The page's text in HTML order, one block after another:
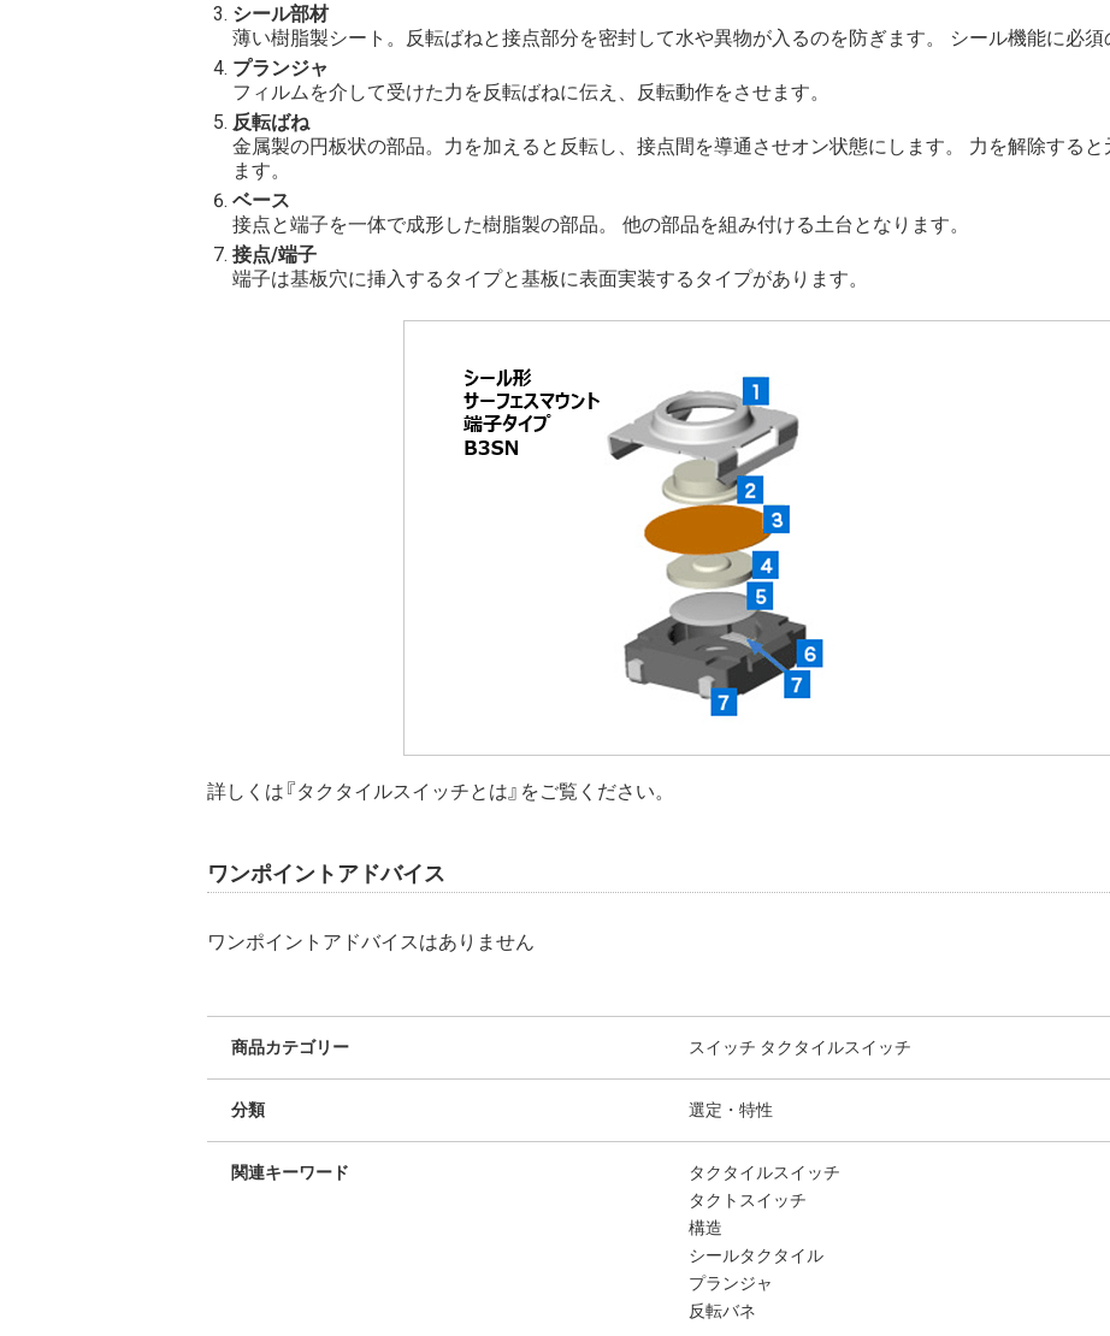
シール部材
薄い樹脂製シート。反転ばねと接点部分を密封して水や異物が入るのを防ぎます。 シール機能に必須
プランジャ
フィルムを介して受けた力を反転ばねに伝え、反転動作をさせます。
反転ばね
金属製の円板状の部品。力を加えると反転し、接点間を導通させオン状態にします。 力を解除する
ます。
ベース
接点と端子を一体で成形した樹脂製の部品。 他の部品を組み付ける土台となります。
接点/端子
端子は基板穴に挿入するタイプと基板に表面実装するタイプがあります。
詳しくは『タクタイルスイッチとは』をご覧ください。
ワンポイントアドバイス
ワンポイントアドバイスはありません
商品カテゴリー スイッチ タクタイルスイッチ
分類 選定・特性
関連キーワード
タクタイルスイッチ
タクトスイッチ
構造
シールタクタイル
プランジャ
反転バネ